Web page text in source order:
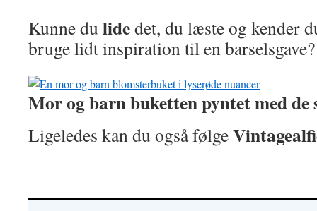
Kunne du lidedet, du læste og kender
bruge lidt inspiration til en
Mor og barn buketten pyntet med
Ligeledes kan du også følge